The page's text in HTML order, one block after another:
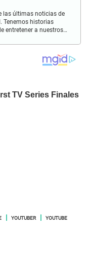
las últimas noticias de
Tenemos historias
entretener a nuestros
YOUTUBER
YOUTUBE